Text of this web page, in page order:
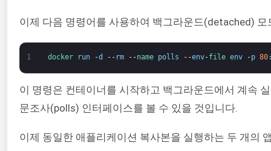
이제 다음 명령어를 사용하여 백그라운드(detached)
1 docker run -d -- rm --name polls --env-file env -p 80
이 명령은 컨테이너를 시작하고 백그라운드에서 계속
문조사(polls) 인터페이스를 볼 수 있을 것입니다.
이제 동일한 애플리케이션 복사본을 실행하는 두 개의